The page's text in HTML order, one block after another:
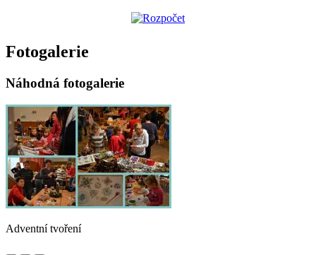
Fotogalerie
Náhodná fotogalerie
Adventní tvoření